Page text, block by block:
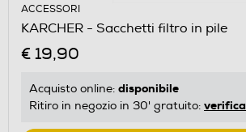
ACCESSORI
KARCHER - Sacchetti filtro in pile
€ 19,90
Acquisto online: disponibile
Ritiro in negozio in 30' gratuito: verifica